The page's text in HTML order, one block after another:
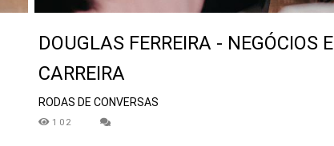
DOUGLAS FERREIRA - NEGÓCIOS E
CARREIRA
RODAS DE CONVERSAS
102